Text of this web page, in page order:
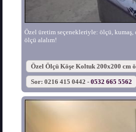
Özel üretim seçenekleriyle: ölçü,
ölçü alalım!
Özel Ölçü Köşe Koltuk 200x200 cm
Sor: 0216 415 0442 -0532 665 5562